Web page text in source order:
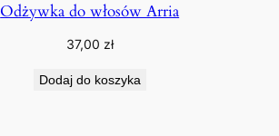
Odżywka do włosów Arria
37,00 zł
Dodaj do koszyka